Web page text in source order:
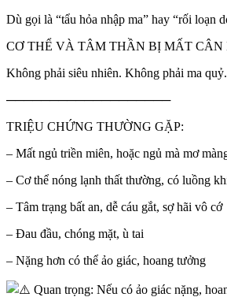
Dù gọi là “tẩu hỏa nhập ma” hay “rối loạn
CƠ THỂ VÀ TÂM THẦN BỊ MẤT
Không phải siêu nhiên. Không phải ma
───────────────────
TRIỆU CHỨNG THƯỜNG GẶP:
– Mất ngủ triền miên, hoặc ngủ mà mơ
– Cơ thể nóng lạnh thất thường, có luồng
– Tâm trạng bất an, dễ cáu gắt, sợ hãi vô cớ
– Đau đầu, chóng mặt, ù tai
– Nặng hơn có thể ảo giác, hoang tưởng
Quan trọng: Nếu có ảo giác nặng,